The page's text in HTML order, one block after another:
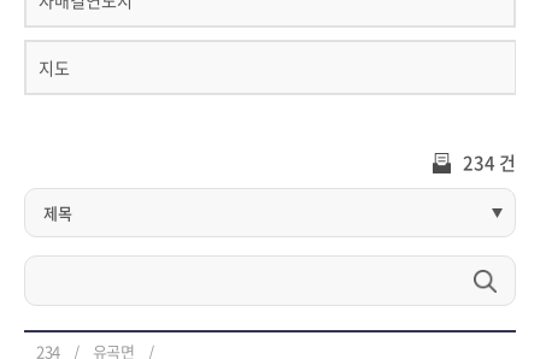
지도
234 건
234 유곡면